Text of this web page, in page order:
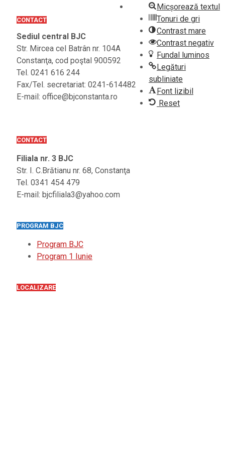
CONTACT
Sediul central BJC
Str. Mircea cel Batrân nr. 104A
Constanţa, cod poştal 900592
Tel. 0241 616 244
Fax/Tel. secretariat: 0241-614482
E-mail: office@bjconstanta.ro
CONTACT
Filiala nr. 3 BJC
Str. I. C.Brătianu nr. 68, Constanţa
Tel. 0341 454 479
E-mail: bjcfiliala3@yahoo.com
PROGRAM BJC
Program BJC
Program 1 Iunie
LOCALIZARE
Micșorează textul
Tonuri de gri
Contrast mare
Contrast negativ
Fundal luminos
Legături
subliniate
Font lizibil
Reset